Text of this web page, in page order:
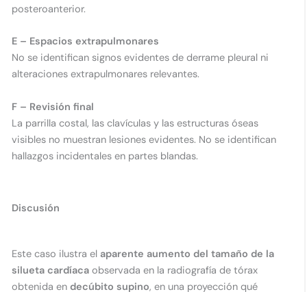
posteroanterior.
E – Espacios extrapulmonares
No se identifican signos evidentes de derrame pleural ni
alteraciones extrapulmonares relevantes.
F – Revisión final
La parrilla costal, las clavículas y las estructuras óseas
visibles no muestran lesiones evidentes. No se identifican
hallazgos incidentales en partes blandas.
Discusión
Este caso ilustra el aparente aumento del tamaño de la
silueta cardíacaobservada en la radiografía de tórax
obtenida en decúbito supino, en una proyección qué